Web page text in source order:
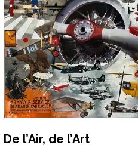
De l’Air, de l’Art